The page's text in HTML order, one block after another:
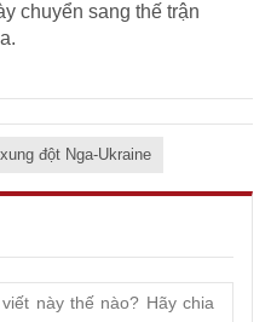
chuyển sang thế trận
xung đột Nga-Ukraine